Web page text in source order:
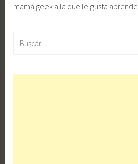
mamá geek a la que le gusta